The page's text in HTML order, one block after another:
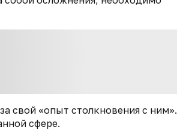
свой «опыт столкновения с
сфере.